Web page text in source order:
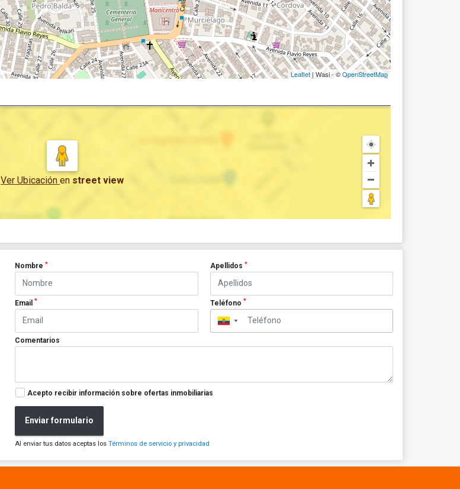
Leaflet | Wasi - ©OpenStreetMap
Ver Ubicación en street view
Nombre* Apellidos *
Email* Teléfono *
▼
Comentarios
Acepto recibir información sobre ofertas inmobiliarias
Enviar formulario
Al enviar tus datos aceptas losTérminos de servicio y privacidad